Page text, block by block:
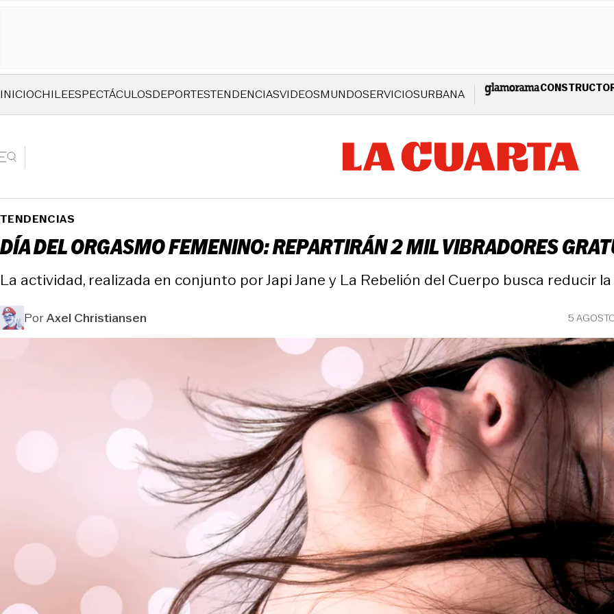
INICIOCHILEESPECTÁCULOSDEPORTESTENDENCIASVIDEOSMUNDOSERVICIOSURBANA
TENDENCIAS
DÍA DEL ORGASMO FEMENINO: REPARTIRÁN 2 MIL VIBRADORES
La actividad, realizada en conjunto por Japi Jane y La Rebelión del Cuerpo busca reducir
PorAxel Christiansen 5